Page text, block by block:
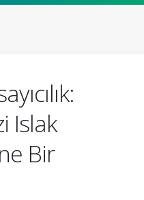
Islak
Bir